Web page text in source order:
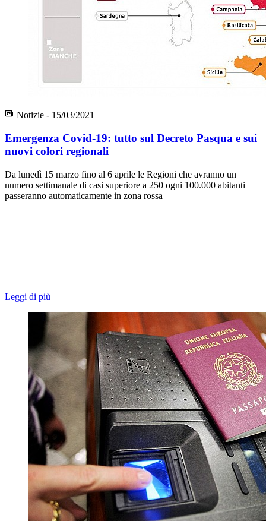
Notizie - 15/03/2021
Emergenza Covid-19: tutto sul Decreto Pasqua e sui
nuovi colori regionali
Da lunedì 15 marzo fino al 6 aprile le Regioni che avranno un
numero settimanale di casi superiore a 250 ogni 100.000 abitanti
passeranno automaticamente in zona rossa
Leggi di più